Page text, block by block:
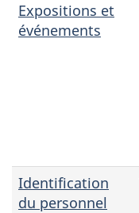
Expositions et
événements
Identification
du personnel